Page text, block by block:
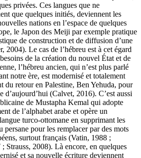
privées. Ces langues que ne
que quelques initiés, deviennent les
nations en l’espace de quelques
le Japon des Meiji par exemple pratique
de construction et de diffusion d’une
2004). Le cas de l’hébreu est à cet égard
de la création du nouvel État et de
l’hébreu ancien, qui n’est plus parlé
notre ère, est modernisé et totalement
du retour en Palestine, Ben Yehuda, pour
d’aujourd’hui (Calvet, 2016). C’est aussi
de Mustapha Kemal qui adopte
de l’alphabet arabe et opère un
turco-ottomane en supprimant les
persane pour les remplacer par des mots
surtout français (Vatin, 1988 ;
Strauss, 2008). Là encore, en quelques
et sa nouvelle écriture deviennent